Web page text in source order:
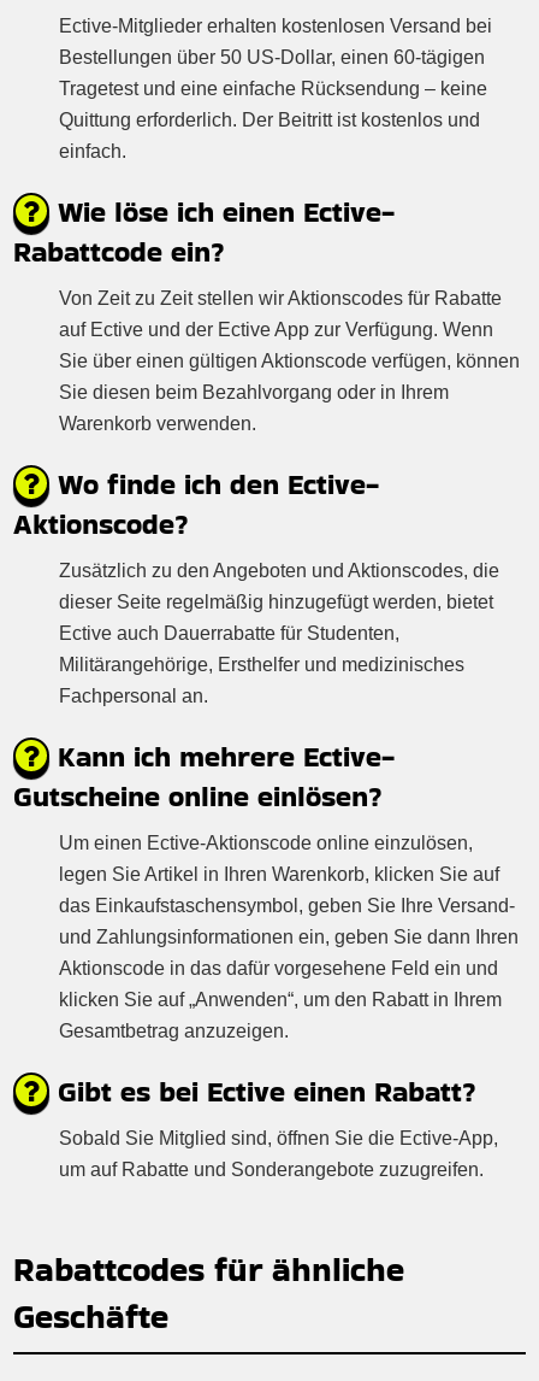
Ective-Mitglieder erhalten kostenlosen Versand bei
Bestellungen über 50 US-Dollar, einen 60-tägigen
Tragetest und eine einfache Rücksendung – keine
Quittung erforderlich. Der Beitritt ist kostenlos und
einfach.
Wie löse ich einen Ective-
Rabattcode ein?
Von Zeit zu Zeit stellen wir Aktionscodes für Rabatte
auf Ective und der Ective App zur Verfügung. Wenn
Sie über einen gültigen Aktionscode verfügen, können
Sie diesen beim Bezahlvorgang oder in Ihrem
Warenkorb verwenden.
Wo finde ich den Ective-
Aktionscode?
Zusätzlich zu den Angeboten und Aktionscodes, die
dieser Seite regelmäßig hinzugefügt werden, bietet
Ective auch Dauerrabatte für Studenten,
Militärangehörige, Ersthelfer und medizinisches
Fachpersonal an.
Kann ich mehrere Ective-
Gutscheine online einlösen?
Um einen Ective-Aktionscode online einzulösen,
legen Sie Artikel in Ihren Warenkorb, klicken Sie auf
das Einkaufstaschensymbol, geben Sie Ihre Versand-
und Zahlungsinformationen ein, geben Sie dann Ihren
Aktionscode in das dafür vorgesehene Feld ein und
klicken Sie auf „Anwenden“, um den Rabatt in Ihrem
Gesamtbetrag anzuzeigen.
Gibt es bei Ective einen Rabatt?
Sobald Sie Mitglied sind, öffnen Sie die Ective-App,
um auf Rabatte und Sonderangebote zuzugreifen.
Rabattcodes für ähnliche
Geschäfte